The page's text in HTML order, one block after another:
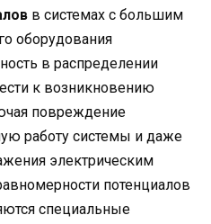
в системах с большим
оборудования
в распределении
к возникновению
повреждение
работу системы и даже
электрическим
потенциалов
специальные